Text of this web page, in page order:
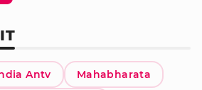
Antv Mahabharata